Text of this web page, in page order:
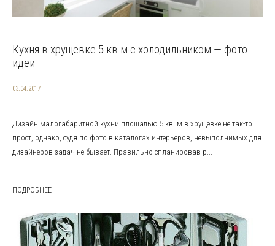
Кухня в хрущевке 5 кв м с холодильником — фото
идеи
03.04.2017
Дизайн малогабаритной кухни площадью 5 кв. м в хрущёвке не так-то
прост, однако, судя по фото в каталогах интерьеров, невыполнимых для
дизайнеров задач не бывает. Правильно спланировав р...
ПОДРОБНЕЕ